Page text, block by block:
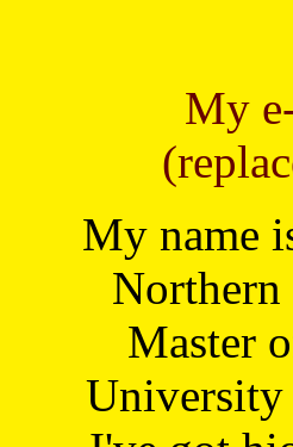
My
My name
Northern
Master
University